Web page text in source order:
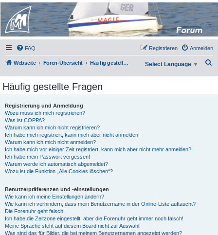
Micro Magic Forum
Deutschland
FAQ Anmelden
Registrieren
Webseite Foren-Übersicht Häufig gestellte Fragen Select Language ▼
Häufig gestellte Fragen
Registrierung und Anmeldung
Wozu muss ich mich registrieren?
Was ist COPPA?
Warum kann ich mich nicht registrieren?
Ich habe mich registriert, kann mich aber nicht anmelden!
Warum kann ich mich nicht anmelden?
Ich habe mich vor einiger Zeit registriert, kann mich aber nicht mehr anmelden?!
Ich habe mein Passwort vergessen!
Warum werde ich automatisch abgemeldet?
Wozu ist die Funktion „Alle Cookies löschen“?
Benutzerpräferenzen und -einstellungen
Wie kann ich meine Einstellungen ändern?
Wie kann ich verhindern, dass mein Benutzername in der Online-Liste auftaucht?
Die Forenuhr geht falsch!
Ich habe die Zeitzone eingestellt, aber die Forenuhr geht immer noch falsch!
Meine Sprache steht auf diesem Board nicht zur Auswahl!
Was sind das für Bilder, die bei meinem Benutzernamen angezeigt werden?